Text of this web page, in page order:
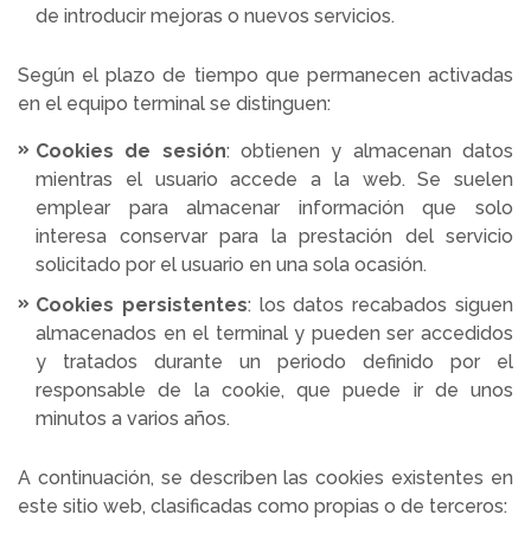
de introducir mejoras o nuevos servicios.
Según el plazo de tiempo que permanecen activadas
en el equipo terminal se distinguen:
Cookies de sesión: obtienen y almacenan datos
mientras el usuario accede a la web. Se suelen
emplear para almacenar información que solo
interesa conservar para la prestación del servicio
solicitado por el usuario en una sola ocasión.
Cookies persistentes: los datos recabados siguen
almacenados en el terminal y pueden ser accedidos
y tratados durante un periodo definido por el
responsable de la cookie, que puede ir de unos
minutos a varios años.
A continuación, se describen las cookies existentes en
este sitio web, clasificadas como propias o de terceros: